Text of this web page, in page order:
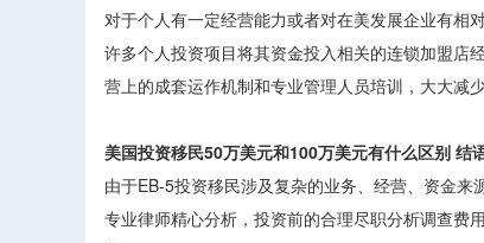
对于个人有一定经营能力或者对在美发展企业有相
许多个人投资项目将其资金投入相关的连锁加盟店
营上的成套运作机制和专业管理人员培训，大大减
美国投资移民50万美元和100万美元有什么区别 结
由于EB-5投资移民涉及复杂的业务、经营、资金
专业律师精心分析，投资前的合理尽职分析调查费